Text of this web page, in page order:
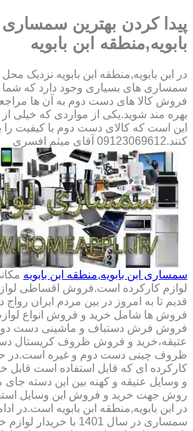
پیدا کردن بهترین سمساری
بابویه,منطقه ابن بابویه
در ابن بابویه,منطقه ابن بابویه نزدیک
سمساری های بسیاری وجود دارد که شما
فروش کالا های دست دوم به آن ها
بهره مند شوید.یکی از مواردی که خیلی از
این است که کالای دست دوم با کیفیت
کنند.09123069612 آقای میثم افسری
سمساری ابن بابویه,منطقه ابن بابویه
لوازم کارکرده است.فروش اقساطی
قدیم تا به امروز در بین مردم ایران
فروش ها شامل خرید و فروش انواع
فروش فرش دستباف و ماشینی دست
عتیقه،خرید و فروش ظروف کریستال
ظروف چینی دست دوم و غیره است.در
کارکرده ای که قابل استفاده است
و وسایل عتیقه و کهنه بین این دسته
روش جهت خرید و فروش این وسایل
در ابن بابویه,منطقه ابن بابویه است.در
سمساری در سال 1401 با